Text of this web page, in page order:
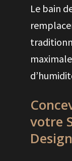
Le bain
votre